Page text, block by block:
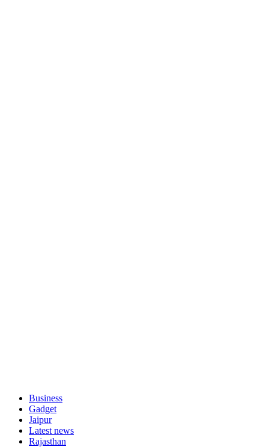
Business
Gadget
Jaipur
Latest news
Rajasthan